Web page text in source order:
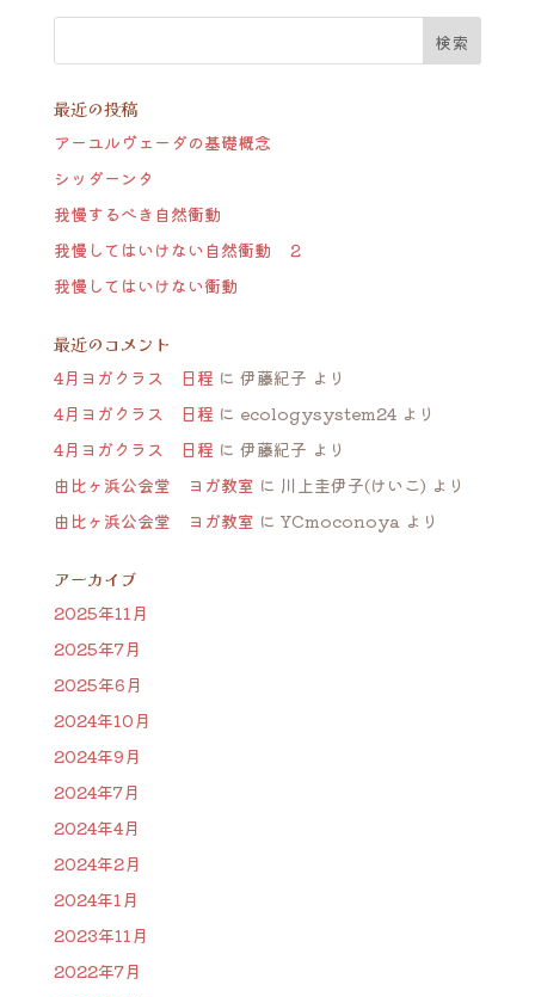
最近の投稿
アーユルヴェーダの基礎概念
シッダーンタ
我慢するべき自然衝動
我慢してはいけない自然衝動 ２
我慢してはいけない衝動
最近のコメント
4月ヨガクラス 日程 に 伊藤紀子 より
4月ヨガクラス 日程 に ecologysystem24より
4月ヨガクラス 日程 に 伊藤紀子 より
由比ヶ浜公会堂 ヨガ教室 に 川上圭伊子(けいこ) より
由比ヶ浜公会堂 ヨガ教室 に YCmoconoya より
アーカイブ
2025年11月
2025年7月
2025年6月
2024年10月
2024年9月
2024年7月
2024年4月
2024年2月
2024年1月
2023年11月
2022年7月